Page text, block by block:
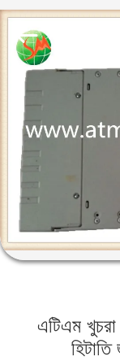
বাড়ি
পণ্য
আমাদের
সম্পর্কে
কারখানা
International
Co.,Ltd..
Rights
Reserved.
এটিএম